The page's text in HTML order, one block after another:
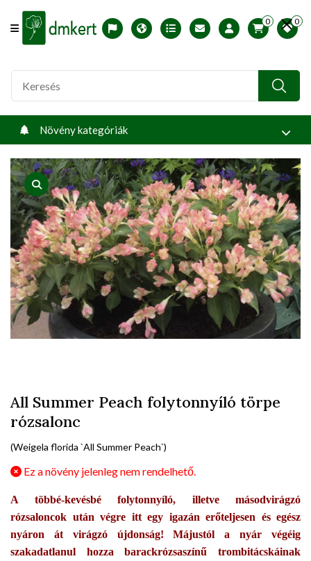
Offcanvas Menu Open
English version
Télállósági zónák
Nyomtatható ABC árjegyzék
Profilom
0 0
Növény kategóriák
product view
All Summer Peach folytonnyíló törpe
rózsalonc
(Weigela florida `All Summer Peach`)
Ez a növény jelenleg nem rendelhető.
A többé-kevésbé folytonnyíló, illetve másodvirágzó
rózsaloncok után végre itt egy igazán erőteljesen és egész
nyáron át virágzó újdonság! Májustól a nyár végéig
szakadatlanul hozza barackrózsaszínű trombitácskáinak